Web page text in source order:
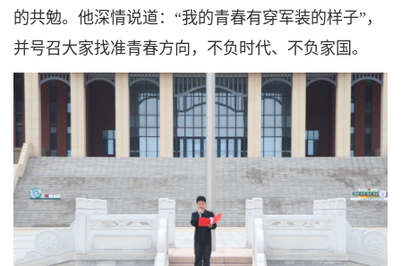
的共勉。他深情说道：“我的青春有穿军装的样子”，
并号召大家找准青春方向，不负时代、不负家国。